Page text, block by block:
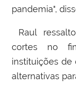
pandemia",
Raul
cortes no
instituições de
alternativas